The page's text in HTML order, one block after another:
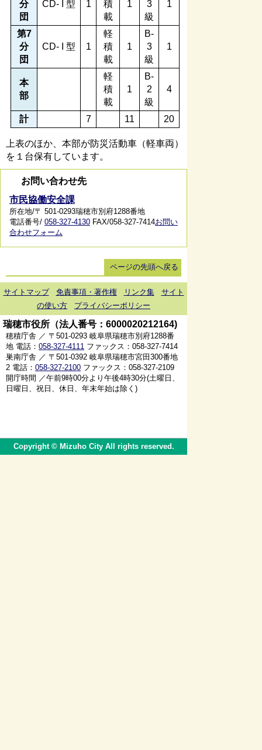
分
団
CD- I 型 1
積
載
1
3
級
1
第7
分
団
CD- I 型 1
軽
積
載
1
B-
3
級
1
本
部
軽
積
載
1
B-
2
級
4
計 7 11 20
上表のほか、本部が防災活動車（軽車両）
を１台保有しています。
お問い合わせ先
市民協働安全課
所在地/〒 501-0293瑞穂市別府1288番地
電話番号/ 058-327-4130 FAX/058-327-7414お問い
合わせフォーム
ページの先頭へ戻る
サイトマップ 免責事項・著作権 リンク集
サイト
の使い方
プライバシーポリシー
瑞穂市役所（法人番号：6000020212164)
穂積庁舎 ／ 〒501-0293 岐阜県瑞穂市別府1288番
地 電話： 058-327-4111 ファックス：058-327-7414
巣南庁舎 ／ 〒501-0392 岐阜県瑞穂市宮田300番地
2 電話： 058-327-2100 ファックス：058-327-2109
開庁時間 ／午前9時00分より午後4時30分(土曜日、
日曜日、祝日、休日、年末年始は除く)
Copyright © Mizuho City All rights reserved.